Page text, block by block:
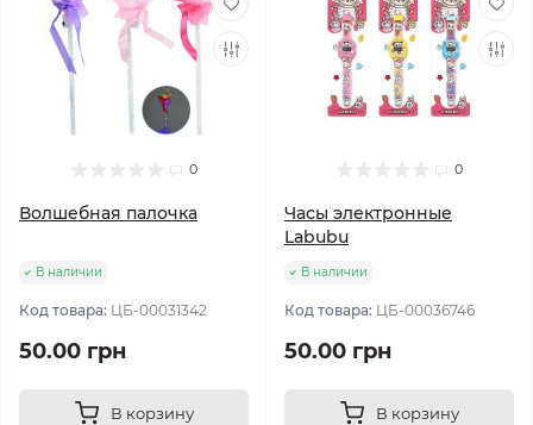
0
Волшебная палочка
В наличии
Код товара: ЦБ-00031342
50.00 грн
В корзину
0
Часы электронные
Labubu
В наличии
Код товара: ЦБ-00036746
50.00 грн
В корзину